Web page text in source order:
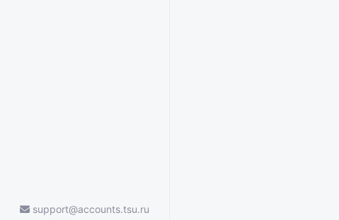
support@accounts.tsu.ru